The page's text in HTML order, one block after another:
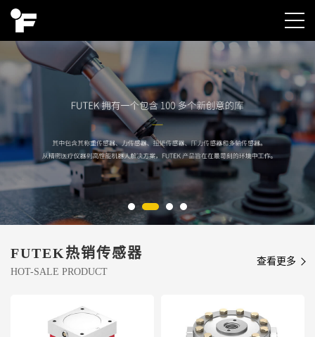
FUTEK热销传感器
HOT-SALE PRODUCT
查看更多